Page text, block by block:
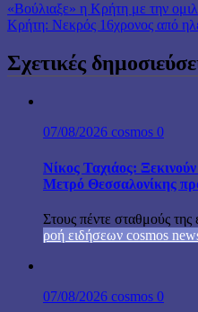
«Βούλιαξε» η Κρήτη με την
Κρήτη: Νεκρός 16χρονος από
Σχετικές
07/08/2026 cosmos 0
Νίκος Ταχιάος:
Μετρό Θεσσαλονίκης
Στους πέντε σταθμούς
ροή ειδήσεων cosmos
07/08/2026 cosmos 0